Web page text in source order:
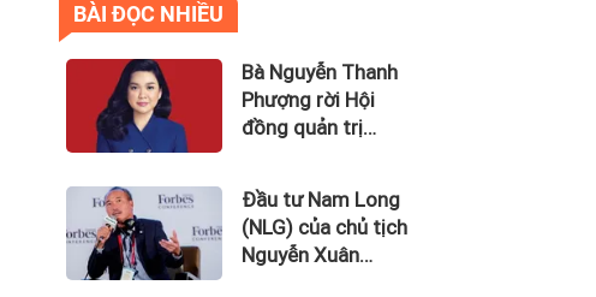
BÀI ĐỌC NHIỀU
Bà Nguyễn Thanh
Phượng rời Hội
đồng quản trị
Việt (BVBank)
Đầu tư Nam Long
(NLG) của chủ tịch
Nguyễn Xuân